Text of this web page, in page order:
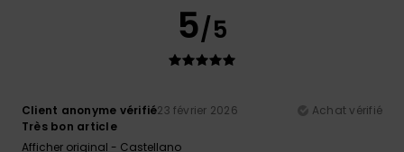
5/5
Client anonyme vérifié23 février 2026
Achat vérifié
Très bon article
Afficher original - Castellano